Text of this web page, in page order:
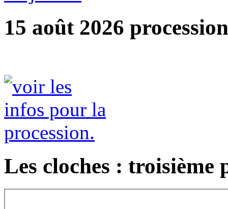
15 août 2026 procession
Les cloches : troisième